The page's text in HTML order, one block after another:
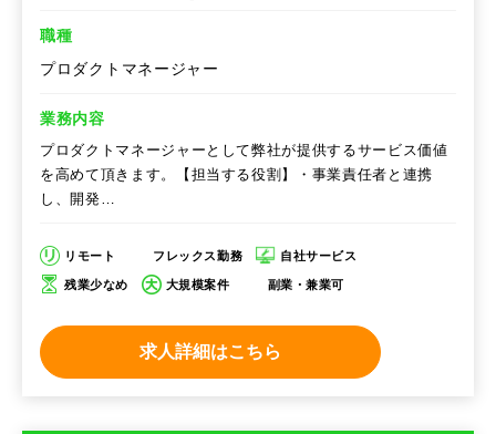
職種
プロダクトマネージャー
業務内容
プロダクトマネージャーとして弊社が提供するサービス価値
を高めて頂きます。【担当する役割】・事業責任者と連携
し、開発…
リモート フレックス勤務 自社サービス
残業少なめ 大規模案件 副業・兼業可
求人詳細はこちら